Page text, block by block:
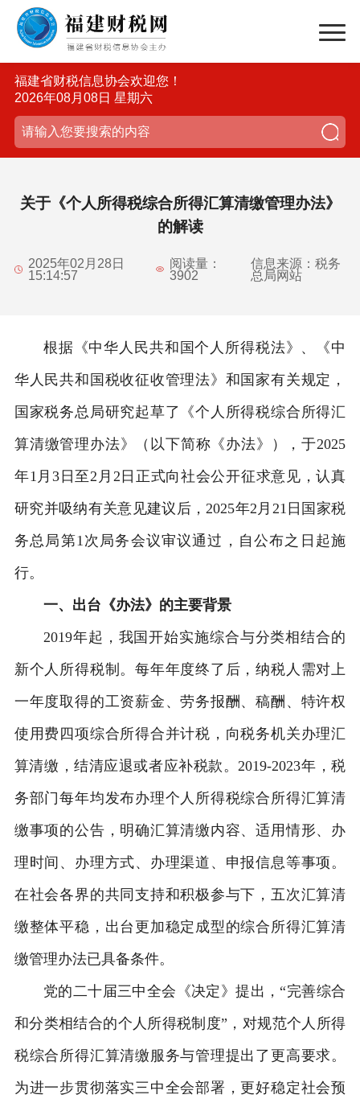
福建省财税信息协会欢迎您！
2026年08月08日 星期六
关于《个人所得税综合所得汇算清缴管理办法》
的解读
2025年02月28日
15:14:57
阅读量：
3902
信息来源：税务
总局网站
根据《中华人民共和国个人所得税法》、《中
华人民共和国税收征收管理法》和国家有关规定，
国家税务总局研究起草了《个人所得税综合所得汇
算清缴管理办法》（以下简称《办法》），于2025
年1月3日至2月2日正式向社会公开征求意见，认真
研究并吸纳有关意见建议后，2025年2月21日国家税
务总局第1次局务会议审议通过，自公布之日起施
行。
一、出台《办法》的主要背景
2019年起，我国开始实施综合与分类相结合的
新个人所得税制。每年年度终了后，纳税人需对上
一年度取得的工资薪金、劳务报酬、稿酬、特许权
使用费四项综合所得合并计税，向税务机关办理汇
算清缴，结清应退或者应补税款。2019-2023年，税
务部门每年均发布办理个人所得税综合所得汇算清
缴事项的公告，明确汇算清缴内容、适用情形、办
理时间、办理方式、办理渠道、申报信息等事项。
在社会各界的共同支持和积极参与下，五次汇算清
缴整体平稳，出台更加稳定成型的综合所得汇算清
缴管理办法已具备条件。
党的二十届三中全会《决定》提出，“完善综合
和分类相结合的个人所得税制度”，对规范个人所得
税综合所得汇算清缴服务与管理提出了更高要求。
为进一步贯彻落实三中全会部署，更好稳定社会预